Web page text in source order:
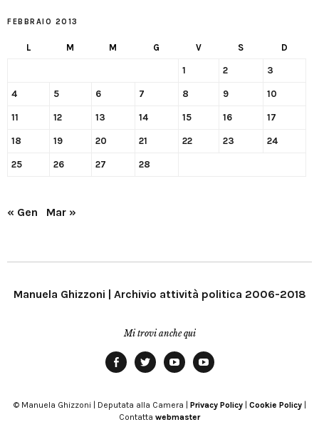
FEBBRAIO 2013
L M M G V S D
1 2 3
4 5 6 7 8 9 10
11 12 13 14 15 16 17
18 19 20 21 22 23 24
25 26 27 28
« Gen Mar »
Manuela Ghizzoni | Archivio attività politica 2006-2018
Mi trovi anche qui
Modena
© Manuela Ghizzoni | Deputata alla Camera | Privacy Policy| Cookie Policy|
Contatta webmaster